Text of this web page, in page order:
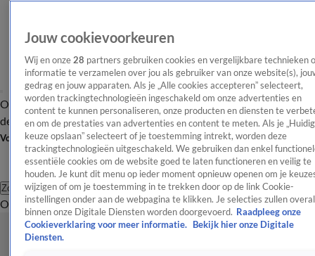
OverzichtAfleveringen Entertainment TV Algemeen
Tip
de redactieNieuwsbrief
Volg Shownieuws
Zoeken
OverzichtEntertainmentSpraakmakendRealityCrimeVideo's
Jouw cookievoorkeuren
Wij en onze 28 partners gebruiken cookies en vergelijkbare technieken
informatie te verzamelen over jou als gebruiker van onze website(s),
gedrag en jouw apparaten. Als je „Alle cookies accepteren” selecteert,
worden trackingtechnologieën ingeschakeld om onze advertenties en
content te kunnen personaliseren, onze producten en diensten te
en om de prestaties van advertenties en content te meten. Als je
keuze opslaan” selecteert of je toestemming intrekt, worden deze
trackingtechnologieën uitgeschakeld. We gebruiken dan enkel
essentiële cookies om de website goed te laten functioneren en veilig te
houden. Je kunt dit menu op ieder moment opnieuw openen om je
wijzigen of om je toestemming in te trekken door op de link Cookie-
instellingen onder aan de webpagina te klikken. Je selecties zullen overal
binnen onze Digitale Diensten worden doorgevoerd. Raadpleeg onze
Cookieverklaring voor meer informatie.
Bekijk hier onze Digitale
Diensten.